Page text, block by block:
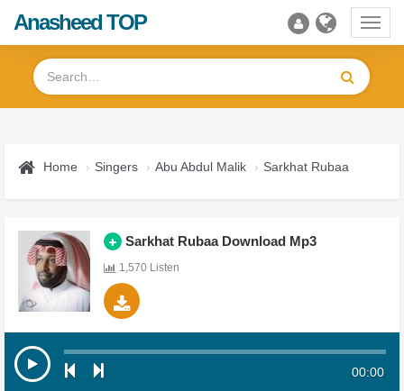
Anasheed TOP
Home Singers Abu Abdul Malik Sarkhat Rubaa
Sarkhat Rubaa Download Mp3
1,570 Listen
00:00